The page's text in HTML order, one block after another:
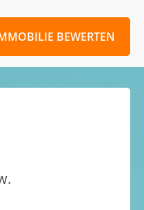
BEWERTEN